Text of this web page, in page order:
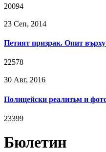
20094
23 Сeп, 2014
Петият призрак. Опит
22578
30 Авг, 2016
Полицейски реализъм и
23399
Бюлетин